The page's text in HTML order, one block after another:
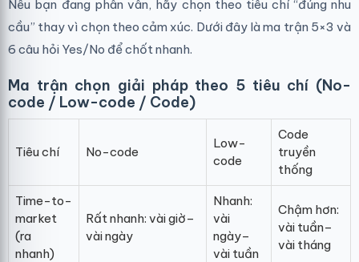
Nếu bạn đang phân vân, hãy chọn theo tiêu chí “đúng nhu
cầu” thay vì chọn theo cảm xúc. Dưới đây là ma trận 5×3 và
6 câu hỏi Yes/No để chốt nhanh.
Ma trận chọn giải pháp theo 5 tiêu chí (No-
code / Low-code / Code)
Tiêu chí No-code
Low-
code
Code
truyền
thống
Time-to-
market
(ra
nhanh)
Rất nhanh: vài giờ–
vài ngày
Nhanh:
vài
ngày–
vài tuần
Chậm hơn:
vài tuần–
vài tháng